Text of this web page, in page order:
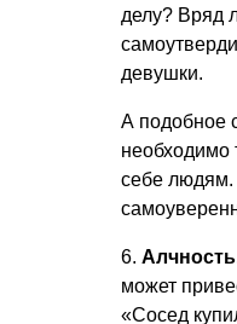
делу? Вряд
девушки.
А подобное
необходимо
себе
6. Алчность
может
«Сосед